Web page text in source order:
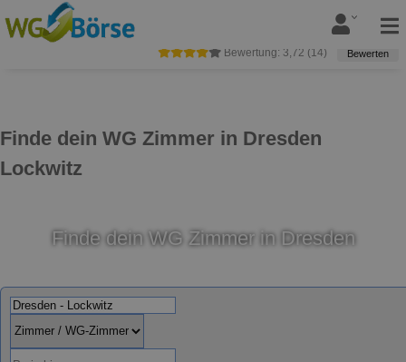
Finde dein WG Zimmer in Dresden
Lockwitz
Bewertung: 3,72 (14) Bewerten
Finde dein WG Zimmer in Dresden